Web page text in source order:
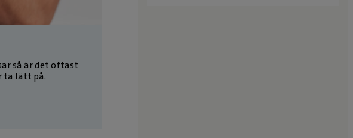
så är det oftast
ta lätt på.